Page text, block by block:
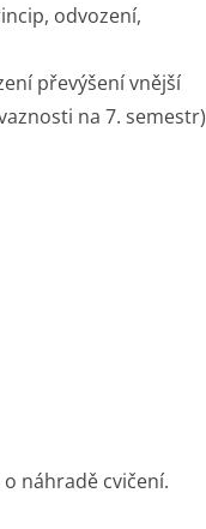
odvození,
převýšení vnější
na 7. semestr)
náhradě cvičení.